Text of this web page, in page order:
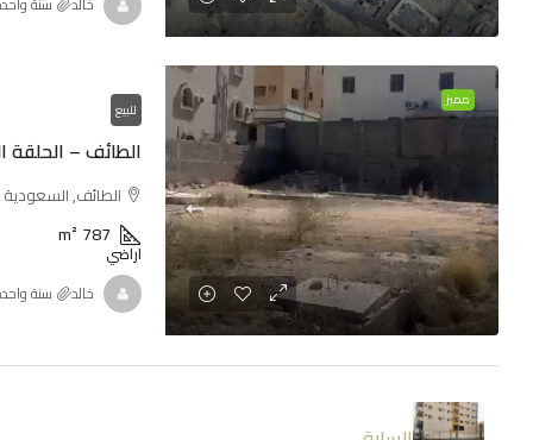
مميز للبيع
الطائف – الحلقة
الطائف, السعودية
787
m²
اراضي
خالد ‏سنة